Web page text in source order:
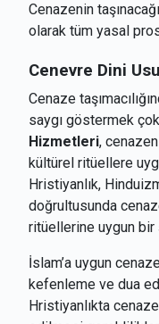
Cenazenin
olarak tüm yasal
Cenevre Dini
Cenaze
saygı göstermek
Hizmetleri,
kültürel ritüellere
Hristiyanlık,
doğrultusunda
ritüellerine uygun bir
İslam’a uygun
kefenleme ve dua
Hristiyanlıkta